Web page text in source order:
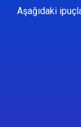
Aşağıdaki